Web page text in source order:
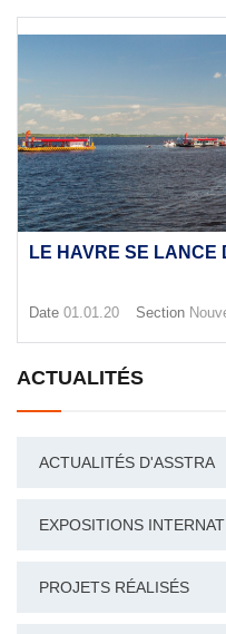
LE HAVRE SE LANCE
Date 01.01.20 Section
ACTUALITÉS
ACTUALITÉS D'ASSTRA
EXPOSITIONS
PROJETS RÉALISÉS